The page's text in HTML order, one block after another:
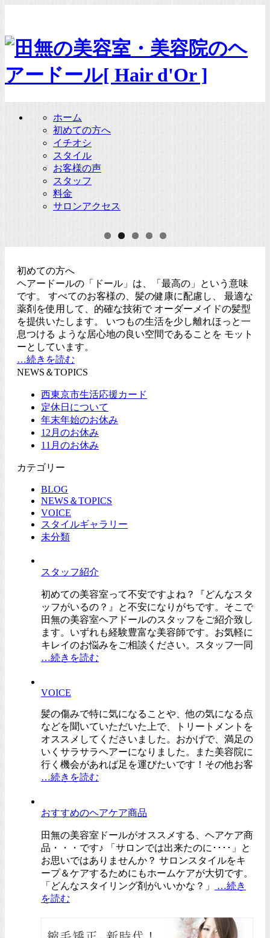
ホーム
初めての方へ
イチオシ
スタイル
お客様の声
スタッフ
料金
サロンアクセス
初めての方へ
ヘアードールの「ドール」は、「最高の」という意味
です。 すべてのお客様の、髪の健康に配慮し、 最適な
薬剤を使用して、的確な技術で オーダーメイドの髪型
を提供いたします。 いつもの生活を少し離れほっと一
息つける ような居心地の良い空間であることを モット
ーとしています。
…続きを読む
NEWS＆TOPICS
西東京市生活応援カード
定休日について
年末年始のお休み
12月のお休み
11月のお休み
カテゴリー
BLOG
NEWS＆TOPICS
VOICE
スタイルギャラリー
未分類
スタッフ紹介
初めての美容室って不安ですよね？『どんなスタ
ッフがいるの？』と不安になりがちです。そこで
田無の美容室ヘアドールのスタッフをご紹介致し
ます。いずれも経験豊富な美容師です。お気軽に
キレイのお悩みをご相談ください。スタッフ一同
…続きを読む
VOICE
髪の傷みで特に気になることや、他の気になる点
などを聞いていただいた上で、トリートメントを
オススメしてくださいました。おかげで、満足の
いくサラサラヘアーになりました。また美容院に
行く機会があれば足を運びたいです！その他お客
…続きを読む
おすすめのヘアケア商品
田無の美容室ドールがオススメする、ヘアケア商
品・・・です♪ 「サロンでは出来たのに････」と
お思いではありませんか？ サロンスタイルをキ
ープ＆ケアするためにもホームケアが大切です。
「どんなスタイリング剤がいいかな？」
…続き
を読む